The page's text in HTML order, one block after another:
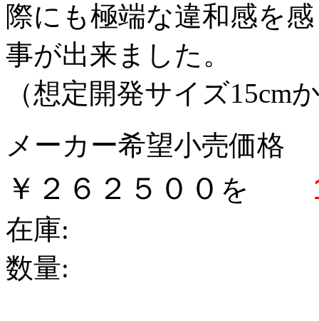
際にも極端な違和感を
事が出来ました。
（想定開発サイズ15cm
メーカー希望小売価格
￥２６２５００ を
在庫:
数量: